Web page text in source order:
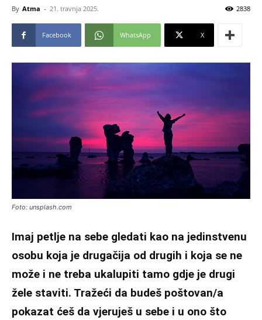
By Atma - 21. travnja 2025. 2838
Facebook WhatsApp X
Foto: unsplash.com
Imaj petlje na sebe gledati kao na jedinstvenu
osobu koja je drugačija od drugih i koja se ne
može i ne treba ukalupiti tamo gdje je drugi
žele staviti. Tražeći da budeš poštovan/a
pokazat ćeš da vjeruješ u sebe i u ono što